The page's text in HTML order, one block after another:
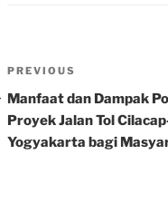
Post
navigation
Previous
Post
PREVIOUS
Manfaat dan Dampak
Proyek Jalan Tol
Yogyakarta bagi